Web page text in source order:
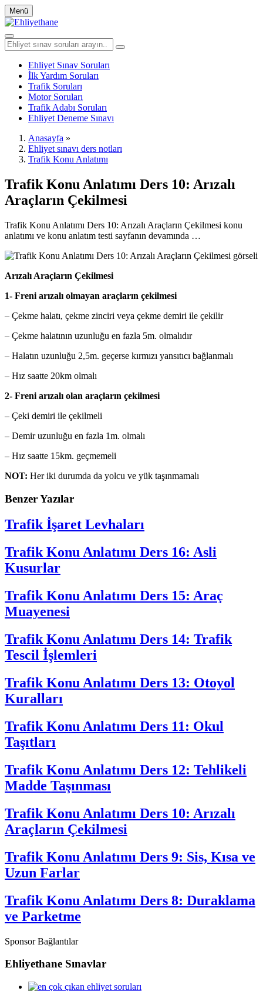
Menü
Ehliyet Sınav Soruları
İlk Yardım Soruları
Trafik Soruları
Motor Soruları
Trafik Adabı Soruları
Ehliyet Deneme Sınavı
Anasayfa »
Ehliyet sınavı ders notları
Trafik Konu Anlatımı
Trafik Konu Anlatımı Ders 10: Arızalı
Araçların Çekilmesi
Trafik Konu Anlatımı Ders 10: Arızalı Araçların Çekilmesi konu
anlatımı ve konu anlatım testi sayfanın devamında …
Arızalı Araçların Çekilmesi
1- Freni arızalı olmayan araçların çekilmesi
– Çekme halatı, çekme zinciri veya çekme demiri ile çekilir
– Çekme halatının uzunluğu en fazla 5m. olmalıdır
– Halatın uzunluğu 2,5m. geçerse kırmızı yansıtıcı bağlanmalı
– Hız saatte 20km olmalı
2- Freni arızalı olan araçların çekilmesi
– Çeki demiri ile çekilmeli
– Demir uzunluğu en fazla 1m. olmalı
– Hız saatte 15km. geçmemeli
NOT: Her iki durumda da yolcu ve yük taşınmamalı
Benzer Yazılar
Trafik İşaret Levhaları
Trafik Konu Anlatımı Ders 16: Asli
Kusurlar
Trafik Konu Anlatımı Ders 15: Araç
Muayenesi
Trafik Konu Anlatımı Ders 14: Trafik
Tescil İşlemleri
Trafik Konu Anlatımı Ders 13: Otoyol
Kuralları
Trafik Konu Anlatımı Ders 11: Okul
Taşıtları
Trafik Konu Anlatımı Ders 12: Tehlikeli
Madde Taşınması
Trafik Konu Anlatımı Ders 10: Arızalı
Araçların Çekilmesi
Trafik Konu Anlatımı Ders 9: Sis, Kısa ve
Uzun Farlar
Trafik Konu Anlatımı Ders 8: Duraklama
ve Parketme
Sponsor Bağlantılar
Ehliyethane Sınavlar